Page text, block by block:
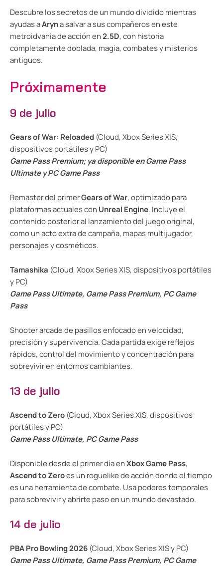
Descubre los secretos de un mundo dividido mientras
ayudas aAryna salvar a sus compañeros en este
metroidvania de acción en2.5D, con historia
completamente doblada, magia, combates y misterios
antiguos.
Próximamente
9 de julio
Gears of War: Reloaded (Cloud, Xbox Series X|S,
dispositivos portátiles y PC)
Game Pass Premium; ya disponible en Game Pass
Ultimate y PC Game Pass
Remaster del primerGears of War, optimizado para
plataformas actuales con Unreal Engine. Incluye el
contenido posterior al lanzamiento del juego original,
como un acto extra de campaña, mapas multijugador,
personajes y cosméticos.
Tamashika (Cloud, Xbox Series X|S, dispositivos portátiles
y PC)
Game Pass Ultimate, Game Pass Premium, PC Game
Pass
Shooter arcade de pasillos enfocado en velocidad,
precisión y supervivencia. Cada partida exige reflejos
rápidos, control del movimiento y concentración para
sobrevivir en entornos cambiantes.
13 de julio
Ascend to Zero (Cloud, Xbox Series X|S, dispositivos
portátiles y PC)
Game Pass Ultimate, PC Game Pass
Disponible desde el primer día enXbox Game Pass,
Ascend to Zeroes un roguelike de acción donde el tiempo
es una herramienta de combate. Usa poderes temporales
para sobrevivir y abrirte paso en un mundo devastado.
14 de julio
PBA Pro Bowling 2026 (Cloud, Xbox Series X|S y PC)
Game Pass Ultimate, Game Pass Premium, PC Game